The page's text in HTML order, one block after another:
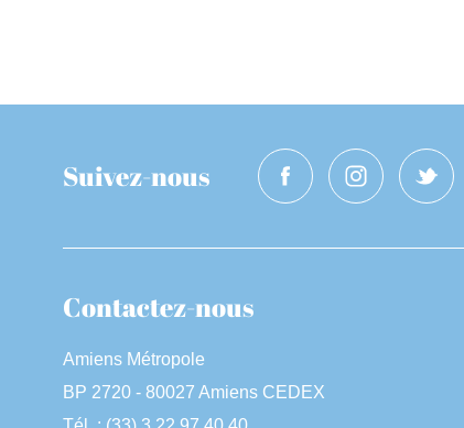
Suivez-nous
Contactez-nous
Amiens Métropole
BP 2720 - 80027 Amiens CEDEX